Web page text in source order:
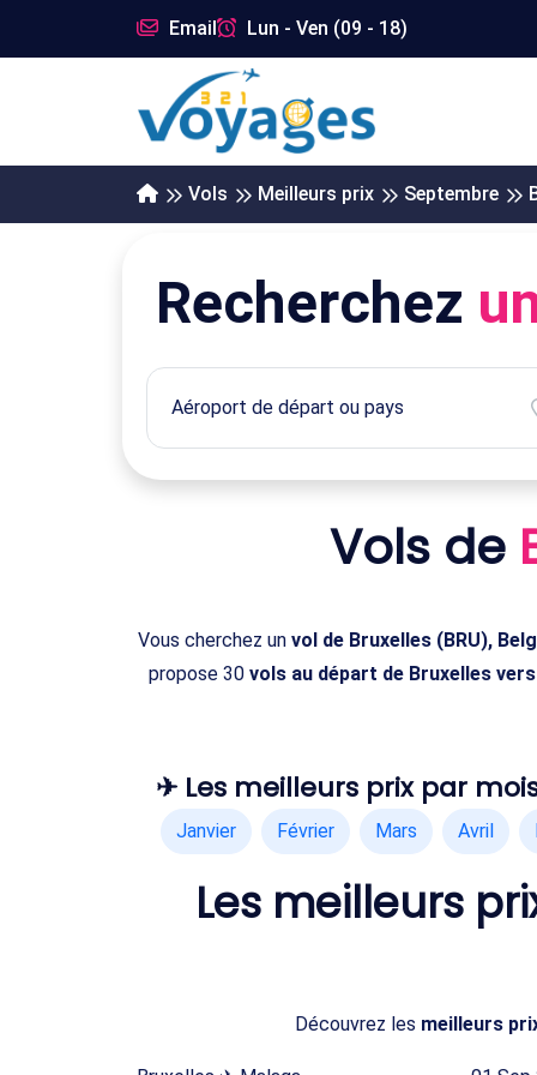
Email Lun - Ven (09 - 18)
Vols Meilleurs prix Septembre
Recherchez
Vols de
Vous cherchez un vol de Bruxelles (BRU),
propose 30 vols au départ de Bruxelles
✈ Les meilleurs prix par
Janvier Février Mars Avril
Les meilleurs
Découvrez les meilleurs